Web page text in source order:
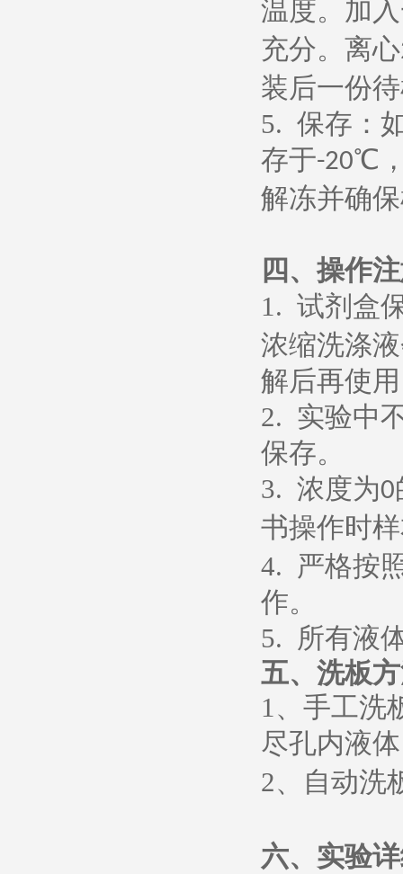
温度。加
充分。离心
装后一份
5. 保存：
存于-20℃
解冻并确
四、操作
1. 试剂盒
浓缩洗涤
解后再使
2. 实验中
保存。
3. 浓度为0
书操作时
4. 严格按
作。
5. 所有液
五、 洗板
1、 手工洗
尽孔内液
2、 自动洗
六、 实验